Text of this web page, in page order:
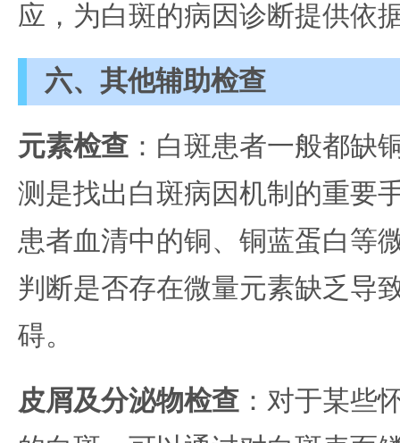
应，为白斑的病因诊断提供依
六、其他辅助检查
元素检查 ：白斑患者一般都缺
测是找出白斑病因机制的重要
患者血清中的铜、铜蓝蛋白等
判断是否存在微量元素缺乏导
碍。
皮屑及分泌物检查 ：对于某些